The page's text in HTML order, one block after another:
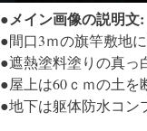
●メイン画像の説明文:
●間口3ｍの旗竿敷地
●遮熱塗料塗りの真っ
●屋上は60ｃｍの土を
●地下は躯体防水コン